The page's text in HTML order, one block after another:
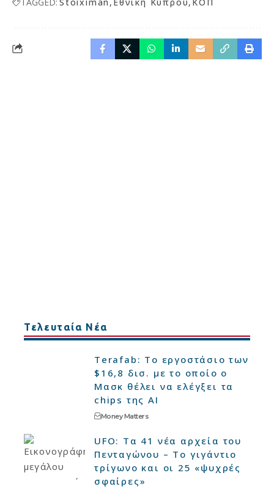
Τελευταία Νέα
Terafab: Το εργοστάσιο των
$16,8 δισ. με το οποίο ο
Μασκ θέλει να ελέγξει τα
chips της AI
Money Matters
UFO: Τα 41 νέα αρχεία του
Πενταγώνου – Το γιγάντιο
τρίγωνο και οι 25 «ψυχρές
σφαίρες»